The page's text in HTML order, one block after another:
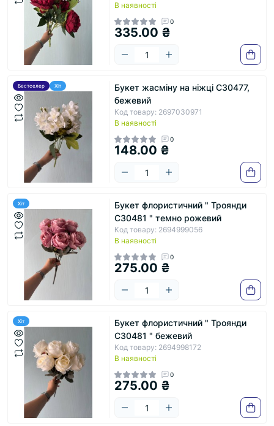
В наявності
0
335.00 ₴
Бестселер Хіт
Букет жасміну на ніжці С30477,
бежевий
Код товару: 2697030971
В наявності
0
148.00 ₴
Хіт
Букет флористичний " Троянди
С30481 " темно рожевий
Код товару: 2694999056
В наявності
0
275.00 ₴
Хіт
Букет флористичний " Троянди
С30481 " бежевий
Код товару: 2694998172
В наявності
0
275.00 ₴